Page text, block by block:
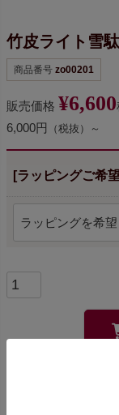
竹皮ライト雪
商品番号 zo00201
販売価格 ¥6,600
6,000円 （税抜）～
[ラッピングご希